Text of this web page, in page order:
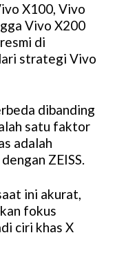
X100, Vivo
Vivo X200
di
strategi Vivo
dibanding
satu faktor
adalah
ZEISS.
ini akurat,
fokus
ciri khas X